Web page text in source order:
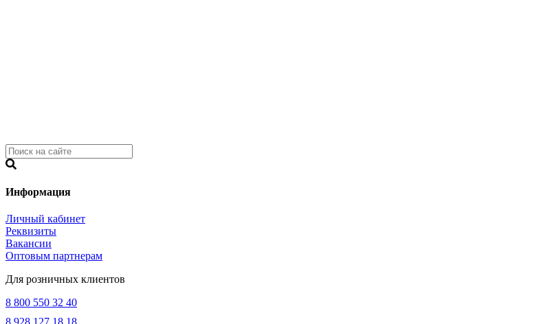
Информация
Личный кабинет
Реквизиты
Вакансии
Оптовым партнерам
Для розничных клиентов
8 800 550 32 40
8 928 127 18 18